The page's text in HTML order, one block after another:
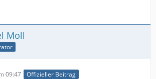
Moll
09:47 Offizieller Beitrag